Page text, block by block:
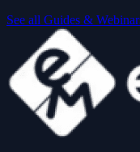
See all Guides &